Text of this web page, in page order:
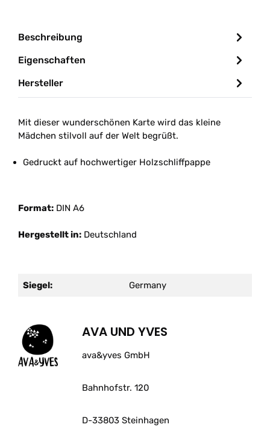
Beschreibung
Eigenschaften
Hersteller
Mit dieser wunderschönen Karte wird das kleine
Mädchen stilvoll auf der Welt begrüßt.
Gedruckt auf hochwertiger Holzschliffpappe
Format: DIN A6
Hergestellt in: Deutschland
Siegel: Germany
AVA UND YVES
ava&yves GmbH
Bahnhofstr. 120
D-33803 Steinhagen